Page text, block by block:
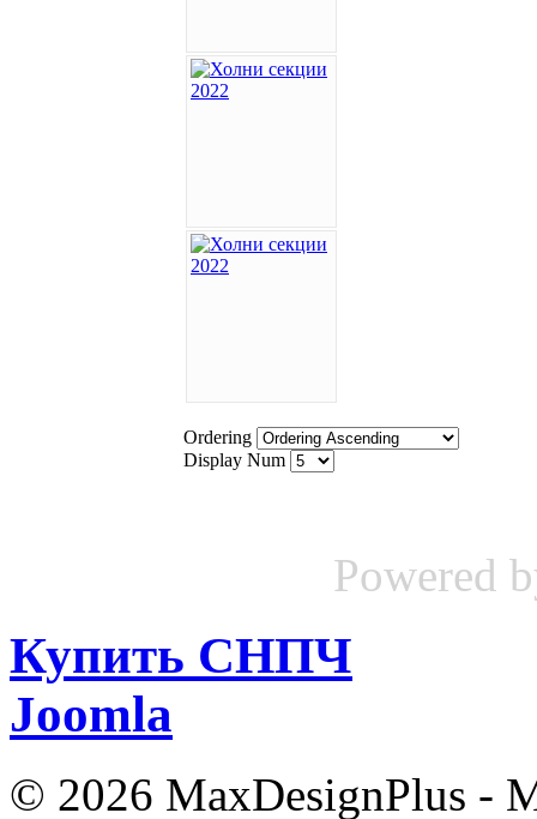
Ordering
Display Num
Powered
Купить СНПЧ
Joomla
© 2026 MaxDesignPlus -